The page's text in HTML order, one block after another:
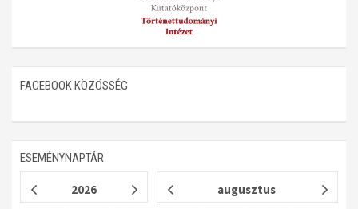
FACEBOOK KÖZÖSSÉG
ESEMÉNYNAPTÁR
2026 augusztus